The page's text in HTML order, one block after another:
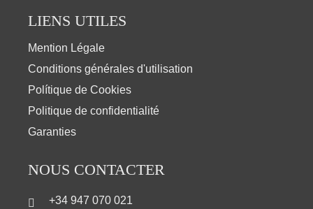
LIENS UTILES
Mention Légale
Conditions générales d'utilisation
Polítique de Cookies
Politique de confidentialité
Garanties
NOUS CONTACTER
+34 947 070 021